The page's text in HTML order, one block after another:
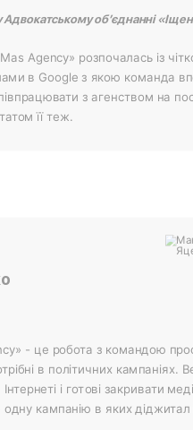
об’єднанні
Agency» розпочалась із
в Google з якою команда
з агенством на
її теж.
- це робота з командою
в політичних
Інтернеті і готові закривати
одну кампанію в яких